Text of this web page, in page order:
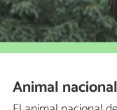
Animal